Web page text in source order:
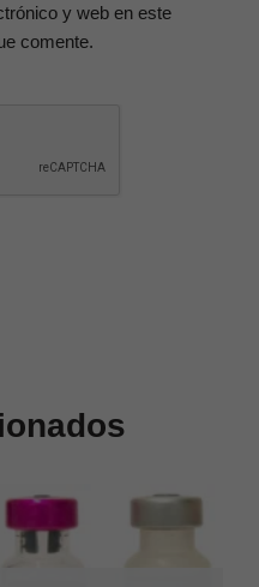
y web en este
comente.